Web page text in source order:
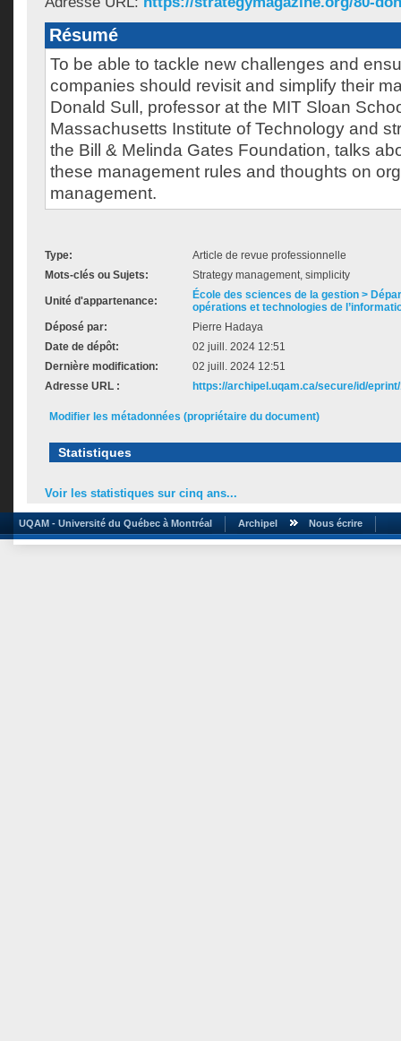
Résumé
To be able to tackle new challenges and
companies should revisit and simplify their
Donald Sull, professor at the MIT Sloan
Massachusetts Institute of Technology and
the Bill & Melinda Gates Foundation, talks
these management rules and thoughts on
management.
Type:
Article de revue professionnelle
Mots-clés ou Sujets:
Strategy management, simplicity
Unité d'appartenance:
École des sciences de la gestion >
opérations et technologies de
Déposé par:
Pierre Hadaya
Date de dépôt:
02 juill. 2024 12:51
Dernière modification:
02 juill. 2024 12:51
Adresse URL :
https://archipel.uqam.ca/secure/id/
Modifier les métadonnées (propriétaire du document)
Statistiques
Voir les statistiques sur cinq ans...
UQAM - Université du Québec à Montréal Archipel Nous écrire